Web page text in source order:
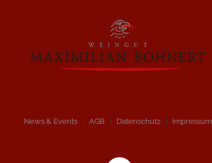
News & Events AGB Datenschutz Impressum